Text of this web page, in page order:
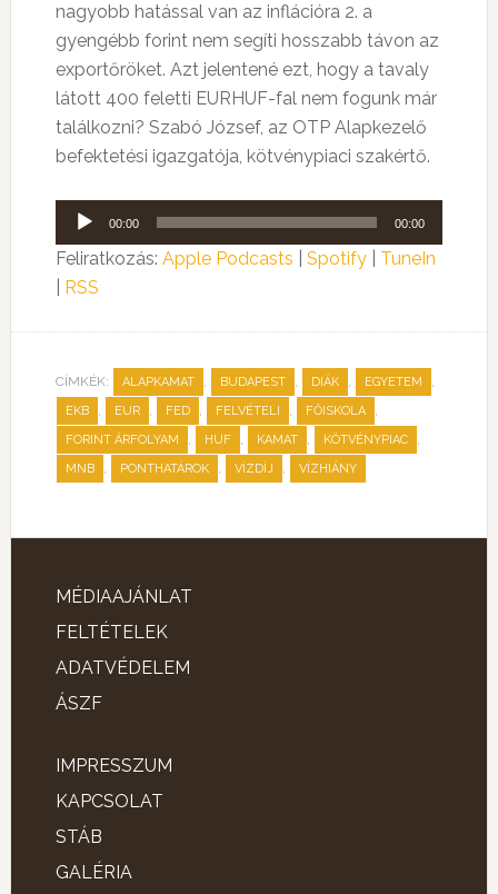
nagyobb hatással van az inflációra 2. a
gyengébb forint nem segíti hosszabb távon az
exportőröket. Azt jelentené ezt, hogy a tavaly
látott 400 feletti EURHUF-fal nem fogunk már
találkozni? Szabó József, az OTP Alapkezelő
befektetési igazgatója, kötvénypiaci szakértő.
Audió
lejátszó
00:00 00:00
Feliratkozás: Apple Podcasts Spotify| TuneIn
RSS
CÍMKÉK: ALAPKAMAT , BUDAPEST , DIÁK , EGYETEM ,
EKB , EUR , FED , FELVÉTELI , FŐISKOLA ,
FORINT ÁRFOLYAM , HUF , KAMAT , KÖTVÉNYPIAC ,
MNB , PONTHATÁROK , VÍZDÍJ , VÍZHIÁNY
MÉDIAAJÁNLAT
FELTÉTELEK
ADATVÉDELEM
ÁSZF
IMPRESSZUM
KAPCSOLAT
STÁB
GALÉRIA